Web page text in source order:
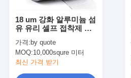
18 um 강화 알루미늄 섬
유 유리 셀프 접착제 테
가격: by quote
MOQ:10,000squre 미터
최신 가격 받기